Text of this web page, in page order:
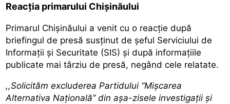
Reacția primarului Chișinăului
Primarul Chișinăului a venit cu o reacție după
briefingul de presă susținut de șeful Serviciului de
Informații și Securitate (SIS) și după informațiile
publicate mai târziu de presă, negând cele relatate.
,,Solicităm excluderea Partidului ”Mișcarea
Alternativa Națională” din așa-zisele investigații și